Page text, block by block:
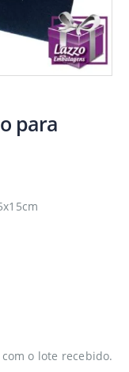
para
o lote recebido.